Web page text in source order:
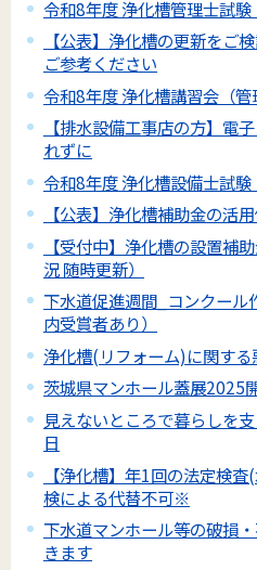
令和8年度 浄化槽管理士試験
【公表】浄化槽の更新をご
ご参考ください
令和8年度 浄化槽講習会（
【排水設備工事店の方】電
れずに
令和8年度 浄化槽設備士試
【公表】浄化槽補助金の活
【受付中】浄化槽の設置補
況 随時更新）
下水道促進週間_コンクール
内受賞者あり）
浄化槽(リフォーム)に関す
茨城県マンホール蓋展2025
見えないところで暮らしを
日
【浄化槽】年1回の法定検
検による代替不可※
下水道マンホール等の破損
きます